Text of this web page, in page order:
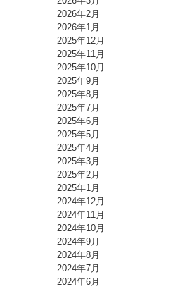
2026年2月
2026年1月
2025年12月
2025年11月
2025年10月
2025年9月
2025年8月
2025年7月
2025年6月
2025年5月
2025年4月
2025年3月
2025年2月
2025年1月
2024年12月
2024年11月
2024年10月
2024年9月
2024年8月
2024年7月
2024年6月